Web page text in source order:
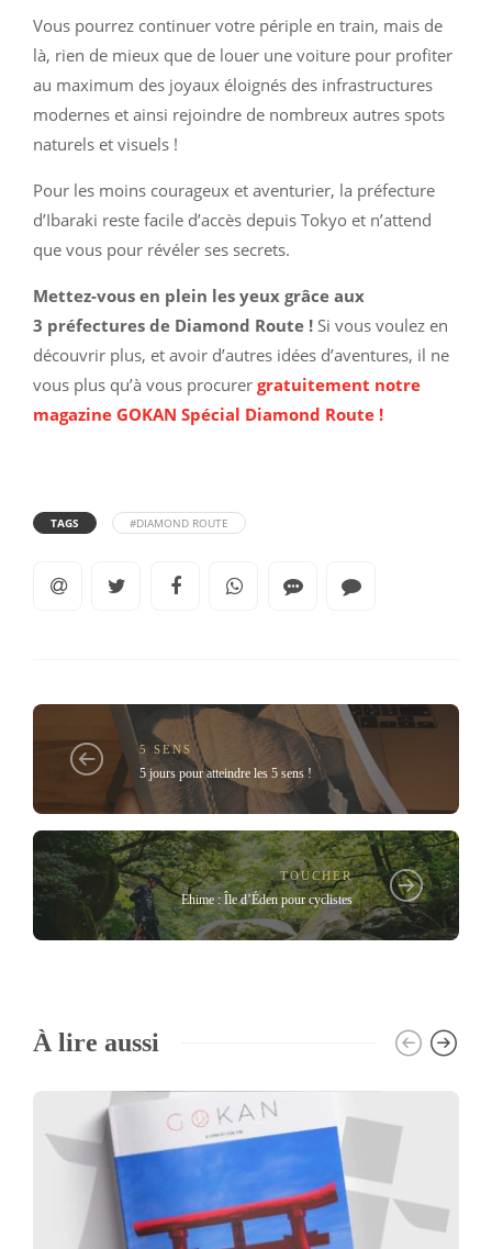
Vous pourrez continuer votre périple en train, mais de
là, rien de mieux que de louer une voiture pour profiter
au maximum des joyaux éloignés des infrastructures
modernes et ainsi rejoindre de nombreux autres spots
naturels et visuels !
Pour les moins courageux et aventurier, la préfecture
d’Ibaraki reste facile d’accès depuis Tokyo et n’attend
que vous pour révéler ses secrets.
Mettez-vous en plein les yeux grâce aux
3 préfectures de Diamond Route ! Si vous voulez en
découvrir plus, et avoir d’autres idées d’aventures, il ne
vous plus qu’à vous procurer gratuitement notre
magazine GOKAN Spécial Diamond Route !
TAGS #DIAMOND ROUTE
5 SENS
5 jours pour atteindre les 5 sens !
TOUCHER
Ehime : Île d’Éden pour cyclistes
À lire aussi